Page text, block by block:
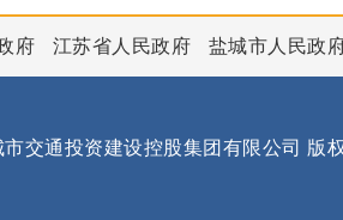
府 江苏省人民政府 盐城市人民政
交通投资建设控股集团有限公司 版